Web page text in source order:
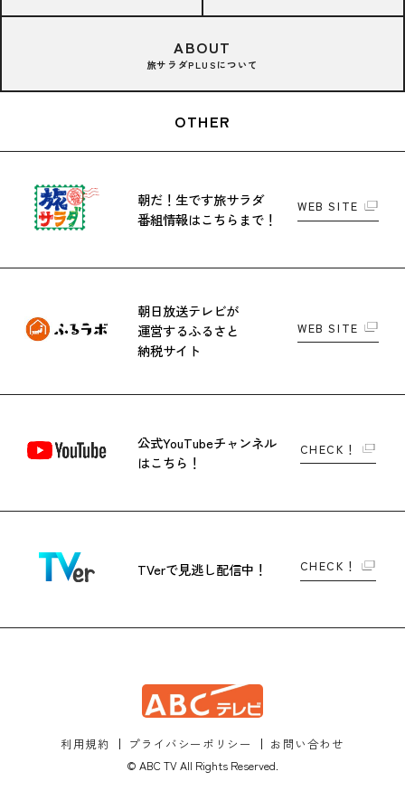
ABOUT
旅サラダPLUSについて
OTHER
朝だ！生です旅サラダ
番組情報はこちらまで！
WEB SITE
朝日放送テレビが
運営するふるさと
納税サイト
WEB SITE
公式YouTubeチャンネル
はこちら！
CHECK！
TVerで見逃し配信中！ CHECK！
利用規約 プライバシーポリシー
お問い合わせ
© ABC TV All Rights Reserved.